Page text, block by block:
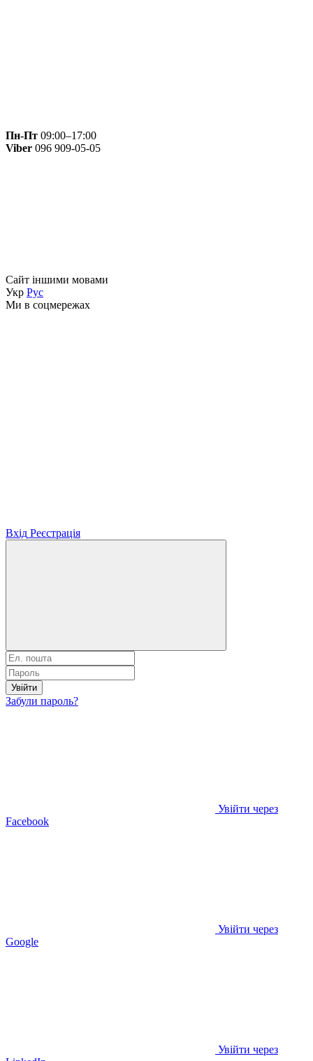
Пн-Пт 09:00–17:00
Viber 096 909-05-05
Сайт іншими мовами
Укр Рус
Ми в соцмережах
Вхід Реєстрація
Увійти
Забули пароль?
Увійти через
Facebook
Увійти через
Google
Увійти через